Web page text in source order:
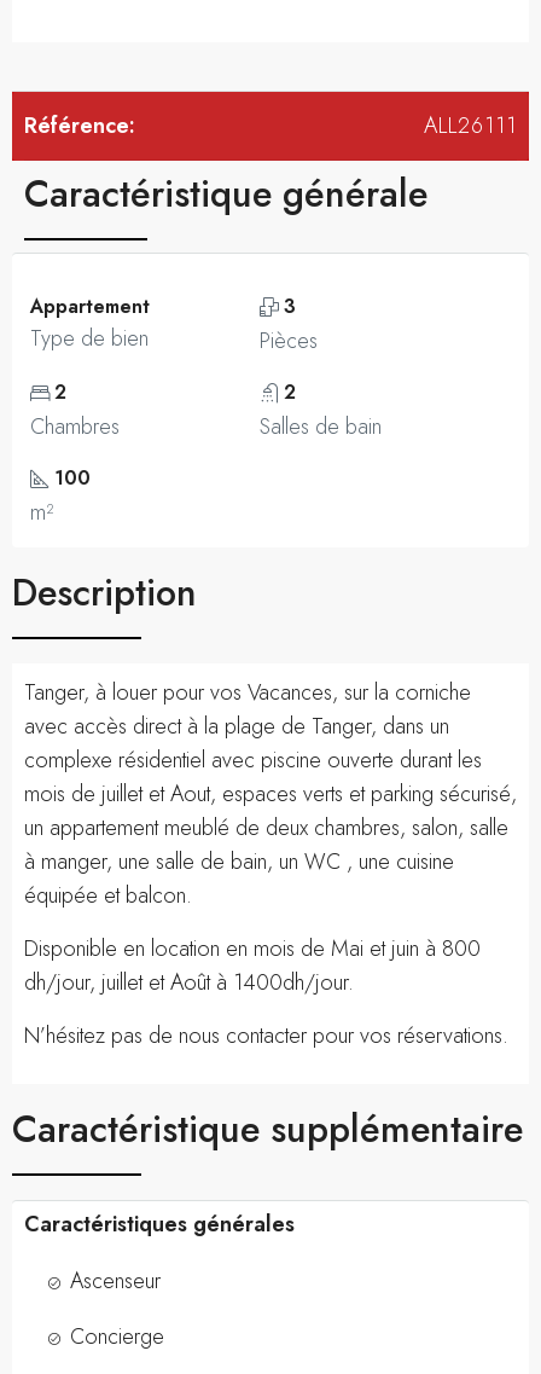
Caractéristique générale
Référence: ALL26111
Appartement
Type de bien
3
Pièces
2
Chambres
2
Salles de bain
100
m²
Description
Tanger, à louer pour vos Vacances, sur la corniche
avec accès direct à la plage de Tanger, dans un
complexe résidentiel avec piscine ouverte durant les
mois de juillet et Aout, espaces verts et parking sécurisé,
un appartement meublé de deux chambres, salon, salle
à manger, une salle de bain, un WC , une cuisine
équipée et balcon.
Disponible en location en mois de Mai et juin à 800
dh/jour, juillet et Août à 1400dh/jour.
N’hésitez pas de nous contacter pour vos réservations.
Caractéristique supplémentaire
Caractéristiques générales
Ascenseur
Concierge